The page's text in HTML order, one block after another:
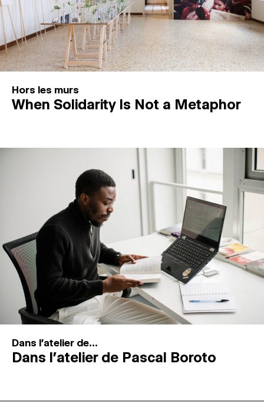
Hors les murs
When Solidarity Is Not a Metaphor
Dans l'atelier de...
Dans l’atelier de Pascal Boroto